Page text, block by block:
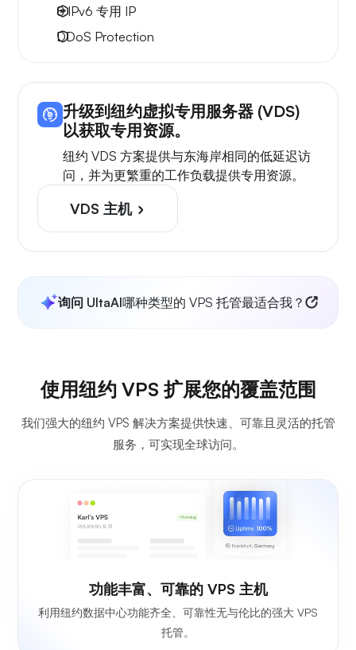
8 IPv6 专用 IP
DDoS Protection
升级到纽约虚拟专用服务器 (VDS)
以获取专用资源。
纽约 VDS 方案提供与东海岸相同的低延迟访
问，并为更繁重的工作负载提供专用资源。
VDS 主机
询问 UltaAI哪种类型的 VPS 托管最适合我？
使用纽约 VPS 扩展您的覆盖范围
我们强大的纽约 VPS 解决方案提供快速、可靠且灵活的托管
服务，可实现全球访问。
功能丰富、可靠的 VPS 主机
利用纽约数据中心功能齐全、可靠性无与伦比的强大 VPS
托管。